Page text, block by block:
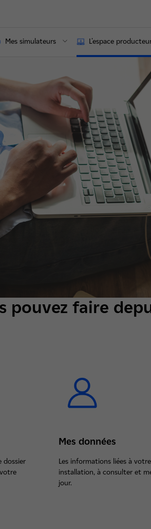
Mes simulateurs L'espace
pouvez faire
dossier
Mes données
Les informations liées à votre
installation, à consulter et
jour.